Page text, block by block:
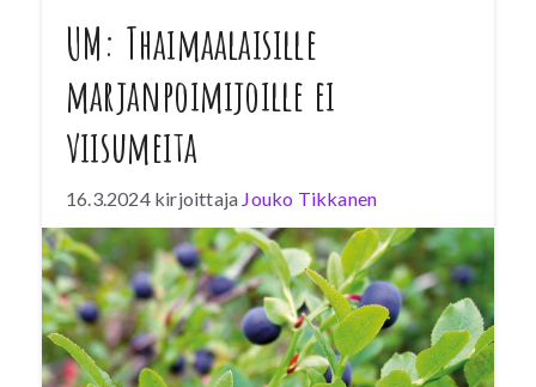
UM: Thaimaalaisille
marjanpoimijoille ei
viisumeita
16.3.2024 kirjoittaja Jouko Tikkanen
Ulkoministeriön päätös thaimaalaisviisumeista
tuli shokkina luonnonmarja-alan yrittäjille
Ulkoministeriö on päättänyt keskeyttää
luonnonmarjanpoimijoiden Schengen-
viisumihakemusten vastaanoton Thaimaassa.